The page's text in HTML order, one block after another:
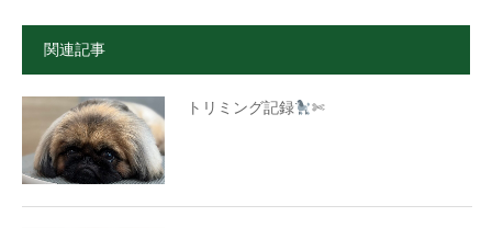
関連記事
トリミング記録 ✄